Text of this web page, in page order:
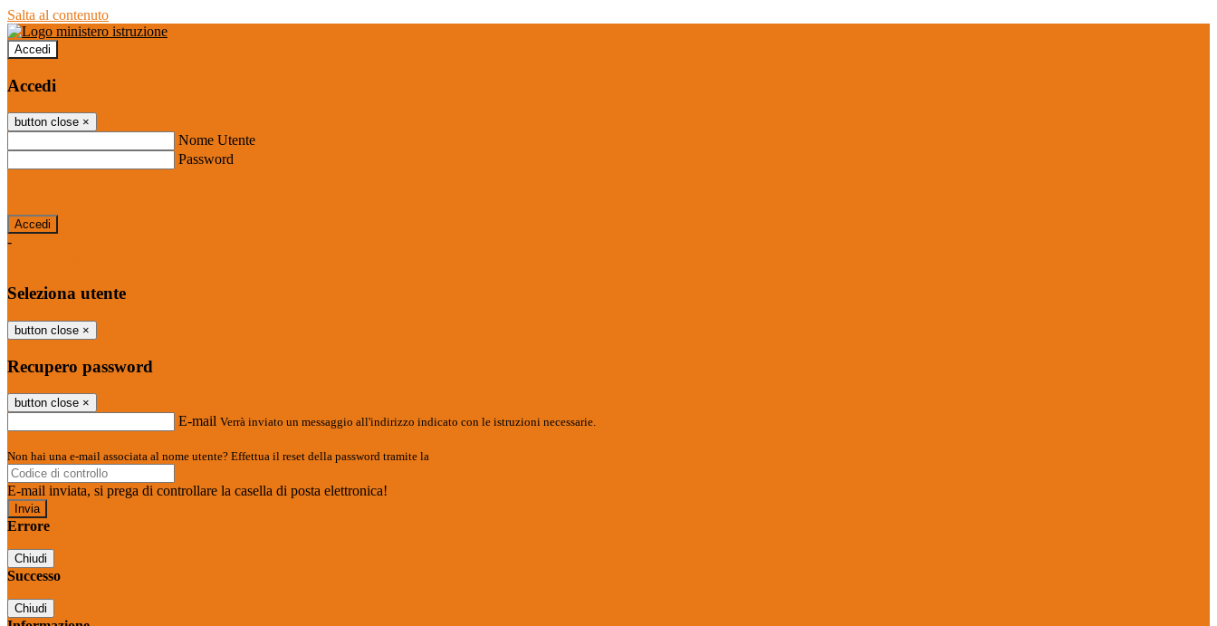
Salta al contenuto
Accedi
Accedi
button close ×
Nome Utente
Password
-
Seleziona utente
button close ×
Recupero password
button close ×
E-mail Verrà inviato un messaggio all'indirizzo indicato con le istruzioni necessarie.
Non hai una e-mail associata al nome utente? Effettua il reset della password tramite la
E-mail inviata, si prega di controllare la casella di posta elettronica!
Errore
Chiudi
Successo
Chiudi